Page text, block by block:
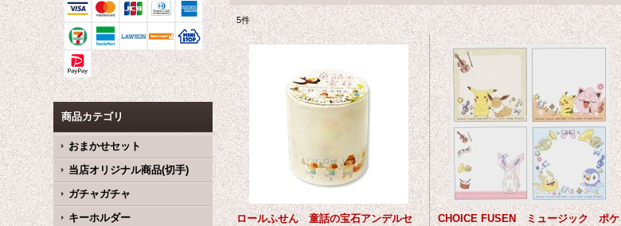
商品カテゴリ
おまかせセット
当店オリジナル商品(切手)
ガチャガチャ
キーホルダー
5件
ロールふせん 童話の宝石アンデルセ
CHOICE FUSEN ミュージック ポケ